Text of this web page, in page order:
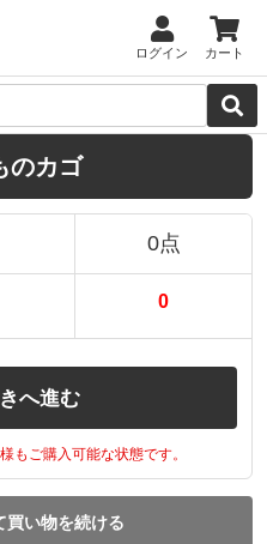
ログイン カート
のカゴ
0点
0
へ進む
もご購入可能な状態です。
買い物を続ける